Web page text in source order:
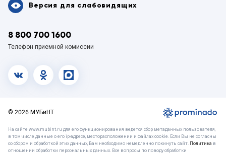
Версия для слабовидящих
8 800 700 1600
Телефон приемной комиссии
vk.com
© 2026 МУБиНТ
На сайте www.mubint.ru для его функционирования ведется сбор метаданных пользователя,
в том числе данные о его ip-адресе, месторасположении и файлах cookie. Если Вы не согласны
со сбором и обработкой этих данных, Вам необходимо немедленно покинуть сайт. Политика в
отношении обработки персональных данных. Все вопросы по поводу обработки